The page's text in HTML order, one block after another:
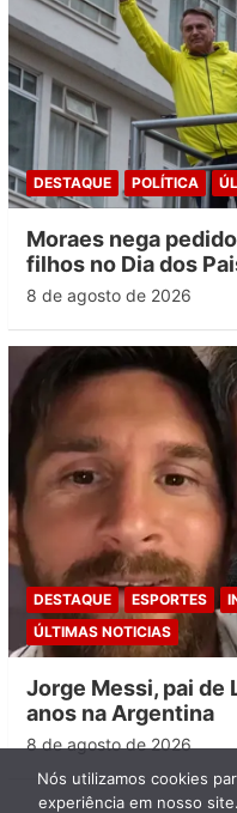
DESTAQUE POLÍTICA
Moraes nega
filhos no Dia dos
8 de agosto de 2026
DESTAQUE ESPORTES
ÚLTIMAS NOTICIAS
Jorge Messi, pai de
anos na Argentina
8 de agosto de 2026
Nós utilizamos cookies
experiência em nosso